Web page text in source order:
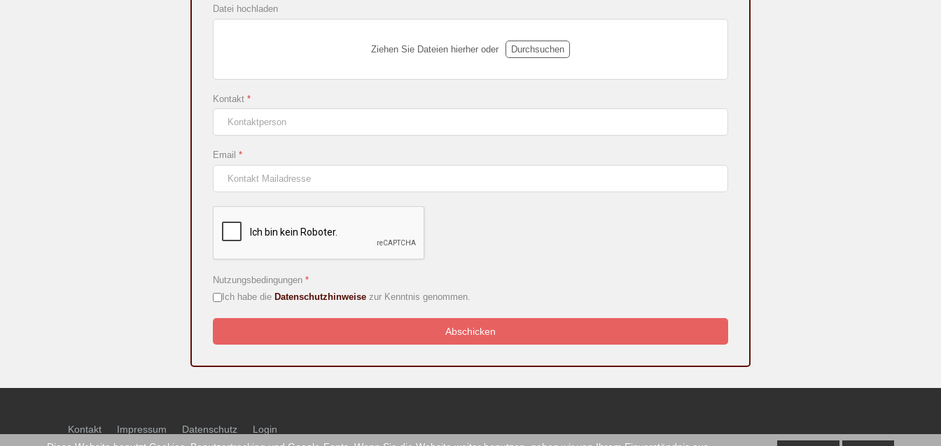
Datei hochladen
Ziehen Sie Dateien hierher oder Durchsuchen
Kontakt *
Email *
Nutzungsbedingungen *
Ich habe die Datenschutzhinweise zur Kenntnis genommen.
Abschicken
Kontakt Impressum Datenschutz
Login